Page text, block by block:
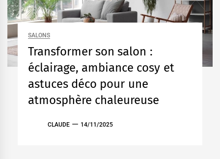
SALONS
Transformer son salon :
éclairage, ambiance cosy et
astuces déco pour une
atmosphère chaleureuse
CLAUDE 14/11/2025